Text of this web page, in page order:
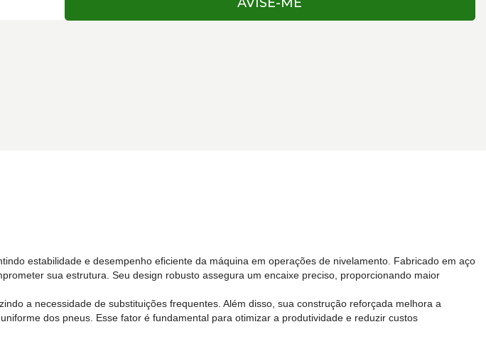
estabilidade e desempenho eficiente da máquina em operações de nivelamento. Fabricado em aço
sua estrutura. Seu design robusto assegura um encaixe preciso, proporcionando maior
a necessidade de substituições frequentes. Além disso, sua construção reforçada melhora a
dos pneus. Esse fator é fundamental para otimizar a produtividade e reduzir custos